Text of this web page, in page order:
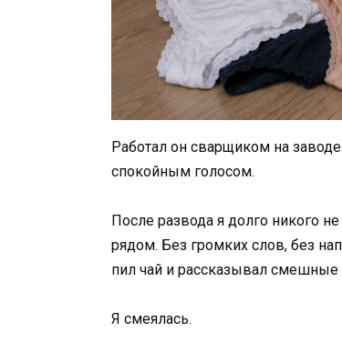
Работал он сварщиком на
спокойным голосом.
После развода я долго никого
рядом. Без громких слов, без
пил чай и рассказывал
Я смеялась.